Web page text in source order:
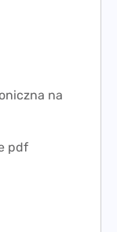
na
pdf